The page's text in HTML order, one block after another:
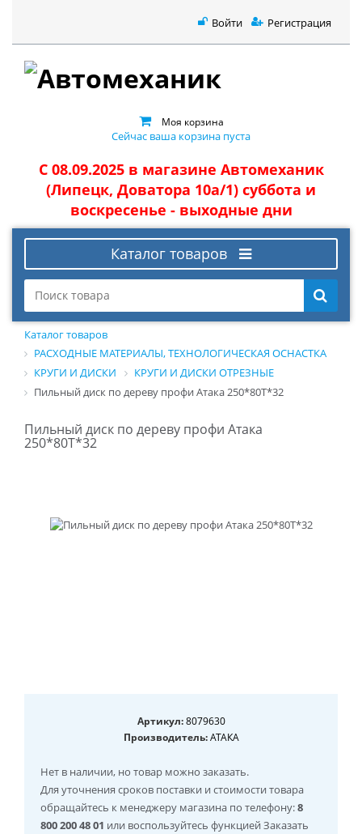
Войти Регистрация
Моя корзина
Сейчас ваша корзина пуста
С 08.09.2025 в магазине Автомеханик
(Липецк, Доватора 10а/1) суббота и
воскресенье - выходные дни
Каталог товаров
Каталог товаров
РАСХОДНЫЕ МАТЕРИАЛЫ, ТЕХНОЛОГИЧЕСКАЯ ОСНАСТКА
КРУГИ И ДИСКИ
КРУГИ И ДИСКИ ОТРЕЗНЫЕ
Пильный диск по дереву профи Атака 250*80T*32
Пильный диск по дереву профи Атака
250*80T*32
Артикул:8079630
Производитель:АТАКА
Нет в наличии, но товар можно заказать.
Для уточнения сроков поставки и стоимости товара
обращайтесь к менеджеру магазина по телефону:8
800 200 48 01 или воспользуйтесь функцией Заказать